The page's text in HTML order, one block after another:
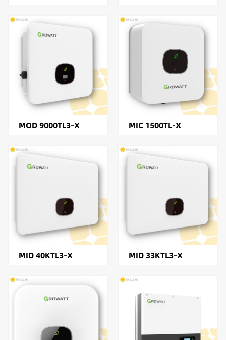
MOD 9000TL3-X MIC 1500TL-X
MID 40KTL3-X MID 33KTL3-X